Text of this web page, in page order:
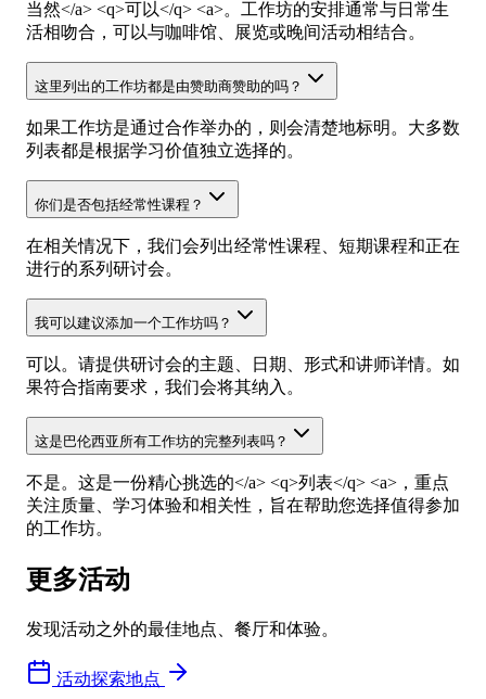
当然</a> <q>可以</q> <a>。工作坊的安排通常与日常生
活相吻合，可以与咖啡馆、展览或晚间活动相结合。
这里列出的工作坊都是由赞助商赞助的吗？
如果工作坊是通过合作举办的，则会清楚地标明。大多数
列表都是根据学习价值独立选择的。
你们是否包括经常性课程？
在相关情况下，我们会列出经常性课程、短期课程和正在
进行的系列研讨会。
我可以建议添加一个工作坊吗？
可以。请提供研讨会的主题、日期、形式和讲师详情。如
果符合指南要求，我们会将其纳入。
这是巴伦西亚所有工作坊的完整列表吗？
不是。这是一份精心挑选的</a> <q>列表</q> <a>，重点
关注质量、学习体验和相关性，旨在帮助您选择值得参加
的工作坊。
更多活动
发现活动之外的最佳地点、餐厅和体验。
活动探索地点